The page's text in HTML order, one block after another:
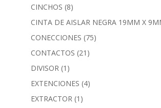
CINCHOS (8)
CINTA DE AISLAR NEGRA 19MM X
CONECCIONES (75)
CONTACTOS (21)
DIVISOR (1)
EXTENCIONES (4)
EXTRACTOR (1)